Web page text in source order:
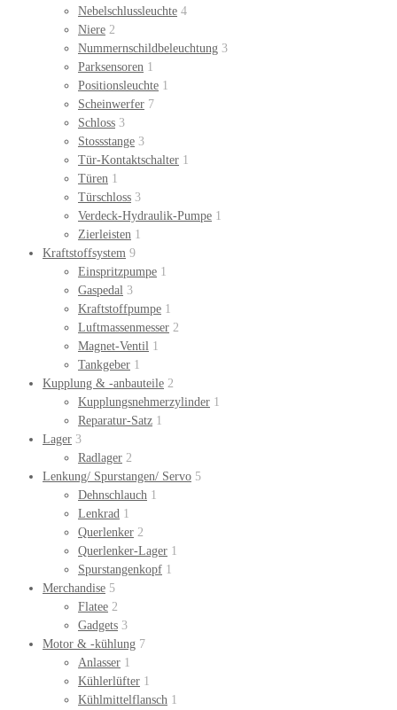
Nebelschlussleuchte 4
Niere 2
Nummernschildbeleuchtung 3
Parksensoren 1
Positionsleuchte 1
Scheinwerfer 7
Schloss 3
Stossstange 3
Tür-Kontaktschalter 1
Türen 1
Türschloss 3
Verdeck-Hydraulik-Pumpe 1
Zierleisten 1
Kraftstoffsystem 9
Einspritzpumpe 1
Gaspedal 3
Kraftstoffpumpe 1
Luftmassenmesser 2
Magnet-Ventil 1
Tankgeber 1
Kupplung & -anbauteile 2
Kupplungsnehmerzylinder 1
Reparatur-Satz 1
Lager 3
Radlager 2
Lenkung/ Spurstangen/ Servo 5
Dehnschlauch 1
Lenkrad 1
Querlenker 2
Querlenker-Lager 1
Spurstangenkopf 1
Merchandise 5
Flatee 2
Gadgets 3
Motor & -kühlung 7
Anlasser 1
Kühlerlüfter 1
Kühlmittelflansch 1